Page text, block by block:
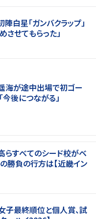
白星「ガンバクラップ」
させてもらった」
海が途中出場で初ゴー
今後につながる」
すべてのシード校がベ
勝負の行方は【近畿イン
最終順位と個人賞、試